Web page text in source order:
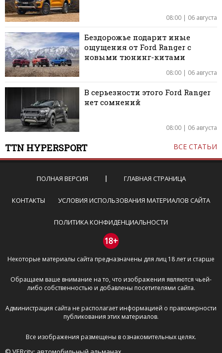
08:00 | 06 августа
Бездорожье подарит иные
ощущения от Ford Ranger с
новыми тюнинг-китами
08:00 | 06 августа
В серьезности этого Ford Ranger
нет сомнений
08:00 | 06 августа
TTN HYPERSPORT ВСЕ СТАТЬИ
ПОЛНАЯ ВЕРСИЯ ГЛАВНАЯ СТРАНИЦА
КОНТАКТЫ УСЛОВИЯ ИСПОЛЬЗОВАНИЯ МАТЕРИАЛОВ САЙТА
ПОЛИТИКА КОНФИДЕНЦИАЛЬНОСТИ
18+
Некоторые материалы сайта предназначены для лиц 18 лет и старше
Обращаем ваше внимание на то, что изображения являются чьей-
либо собственностью и добавлены посетителями сайта.
Администрация сайта не располагает информацией о правомерности
публикования этих материалов.
Все изображения размещены в ознакомительных целях.